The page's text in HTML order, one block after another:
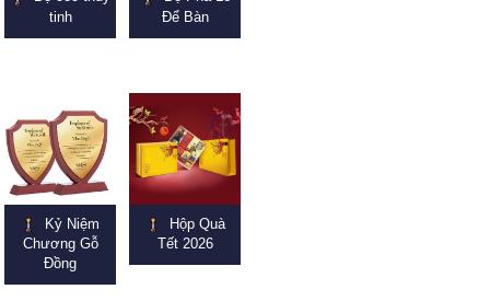
tinh
Để Bàn
Kỷ Niệm
Chương Gỗ
Đồng
Hộp Quà
Tết 2026